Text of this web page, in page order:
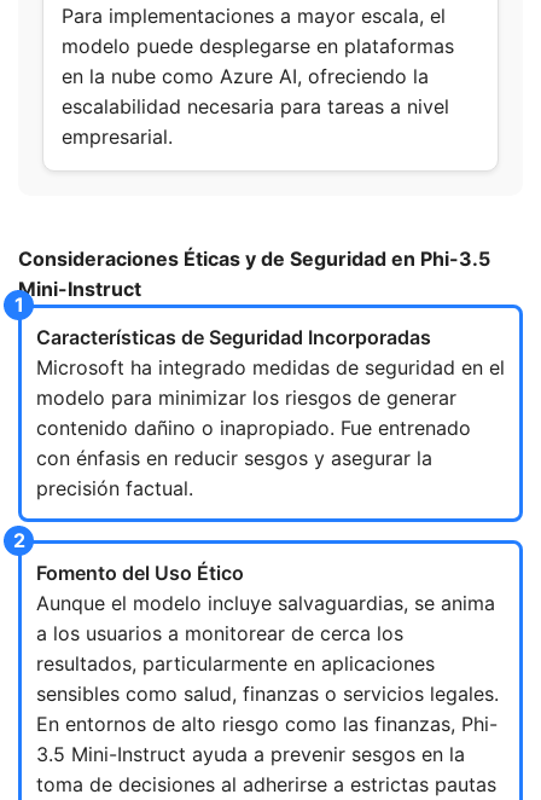
Para implementaciones a mayor escala, el
modelo puede desplegarse en plataformas
en la nube como Azure AI, ofreciendo la
escalabilidad necesaria para tareas a nivel
empresarial.
Consideraciones Éticas y de Seguridad en Phi-3.5
Mini-Instruct
Características de Seguridad Incorporadas
Microsoft ha integrado medidas de seguridad en el
modelo para minimizar los riesgos de generar
contenido dañino o inapropiado. Fue entrenado
con énfasis en reducir sesgos y asegurar la
precisión factual.
Fomento del Uso Ético
Aunque el modelo incluye salvaguardias, se anima
a los usuarios a monitorear de cerca los
resultados, particularmente en aplicaciones
sensibles como salud, finanzas o servicios legales.
En entornos de alto riesgo como las finanzas, Phi-
3.5 Mini-Instruct ayuda a prevenir sesgos en la
toma de decisiones al adherirse a estrictas pautas